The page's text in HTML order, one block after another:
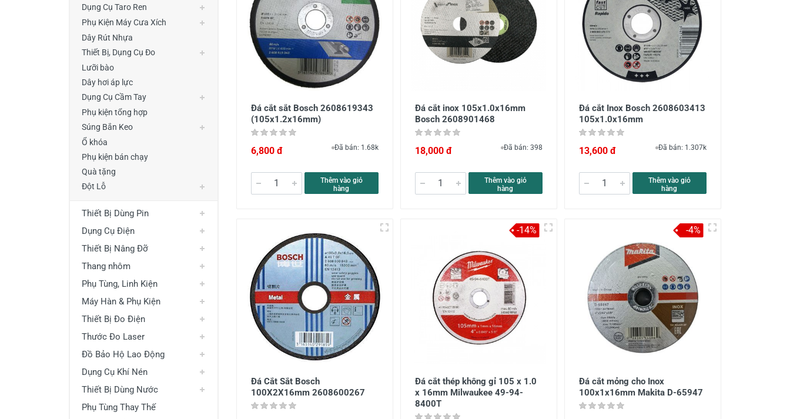
Dụng Cụ Taro Ren
Phụ Kiện Máy Cưa Xích
Dây Rút Nhựa
Thiết Bị, Dụng Cụ Đo
Lưỡi bào
Dây hơi áp lực
Dụng Cụ Cầm Tay
Phụ kiện tổng hợp
Súng Bắn Keo
Ổ khóa
Phụ kiện bán chạy
Quà tặng
Đột Lỗ
Thiết Bị Dùng Pin
Dụng Cụ Điện
Thiết Bị Nâng Đỡ
Thang nhôm
Phụ Tùng, Linh Kiện
Máy Hàn & Phụ Kiện
Thiết Bị Đo Điện
Thước Đo Laser
Đồ Bảo Hộ Lao Động
Dụng Cụ Khí Nén
Thiết Bị Dùng Nước
Phụ Tùng Thay Thế
Đá cắt sắt Bosch 2608619343
(105x1.2x16mm)
6,800 đ Đã bán: 1.68k
Thêm vào giỏ
hàng
Đá cắt inox 105x1.0x16mm
Bosch 2608901468
18,000 đ Đã bán: 398
Thêm vào giỏ
hàng
Đá cắt Inox Bosch 2608603413
105x1.0x16mm
13,600 đ Đã bán: 1.307k
Thêm vào giỏ
hàng
Đá Cắt Sắt Bosch
100X2X16mm 2608600267
Đá cắt thép không gỉ 105 x 1.0
x 16mm Milwaukee 49-94-
8400T
-14%
Đá cắt mỏng cho Inox
100x1x16mm Makita D-65947
-4%